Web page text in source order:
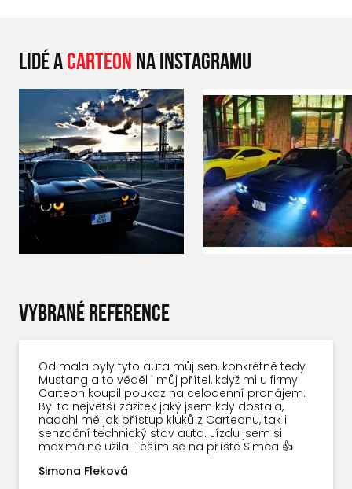
LIDÉ ACARTEON NA INSTAGRAMU
VYBRANÉ REFERENCE
Od mala byly tyto auta můj sen, konkrétně tedy
Mustang a to věděl i můj přítel, když mi u firmy
Carteon koupil poukaz na celodenní pronájem.
Byl to největší zážitek jaký jsem kdy dostala,
nadchl mě jak přístup kluků z Carteonu, tak i
senzační technický stav auta. Jízdu jsem si
maximálně užila. Těším se na příště Simča 👍
Simona Fleková